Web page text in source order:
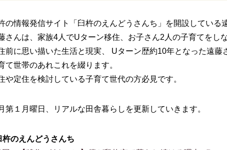
の情報発信サイト「臼杵のえんどうさんち」を開設している
さんは、家族4人でUターン移住、お子さん2人の子育てをし
前に思い描いた生活と現実、 Uターン歴約10年となった遠藤
て世帯のあれこれを綴ります。
や定住を検討している子育て世代の方必見です。
第１月曜日、リアルな田舎暮らしを更新していきます。
杵のえんどうさんち